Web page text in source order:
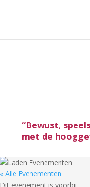
“Bewust,
met de
« Alle Evenementen
Dit evenement is voorbij.